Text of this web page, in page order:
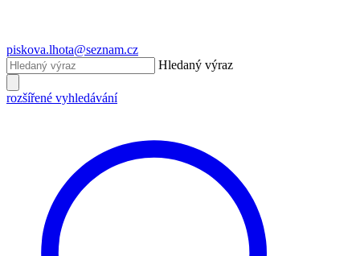
piskova.lhota@seznam.cz
Hledaný výraz
rozšířené vyhledávání